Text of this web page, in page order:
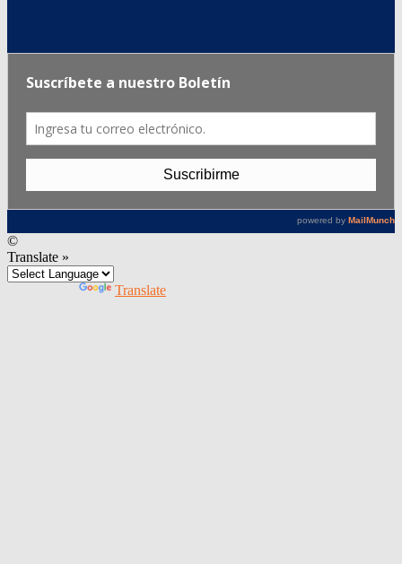
©
Translate »
Translate